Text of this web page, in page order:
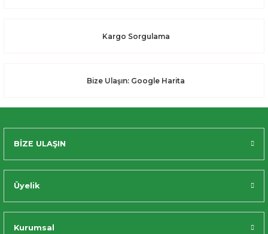
Kargo Sorgulama
Bize Ulaşın: Google Harita
BİZE ULAŞIN
Üyelik
Kurumsal